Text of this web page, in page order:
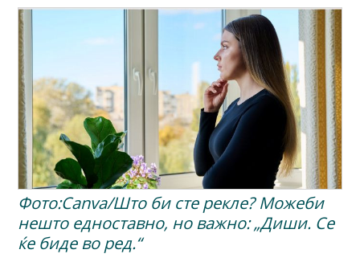
Фото:Canva/Што би сте рекле? Можеби
нешто едноставно, но важно: „Диши. Сe
ќе биде во ред.“